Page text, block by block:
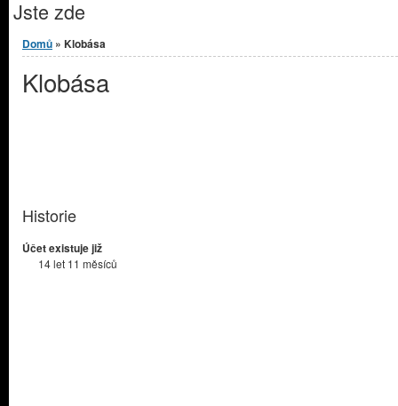
Jste zde
Domů » Klobása
Klobása
Historie
Účet existuje již
14 let 11 měsíců